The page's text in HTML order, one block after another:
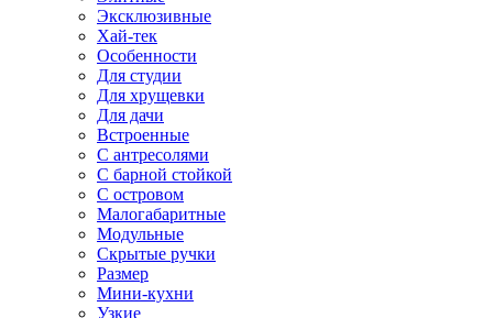
Эксклюзивные
Хай-тек
Особенности
Для студии
Для хрущевки
Для дачи
Встроенные
С антресолями
С барной стойкой
С островом
Малогабаритные
Модульные
Скрытые ручки
Размер
Мини-кухни
Узкие